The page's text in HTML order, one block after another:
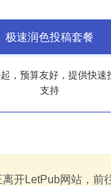
极速润色投稿套餐
，预算友好，提供快速
支持
离开LetPub网站，前